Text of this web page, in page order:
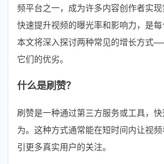
频平台之一，成为许多内容创作者实
快速提升视频的曝光率和影响力，是每
本文将深入探讨两种常见的增长方式
它们的优劣。
什么是刷赞？
刷赞是一种通过第三方服务或工具，
为。这种方式通常能在短时间内让视
引更多真实用户的关注。